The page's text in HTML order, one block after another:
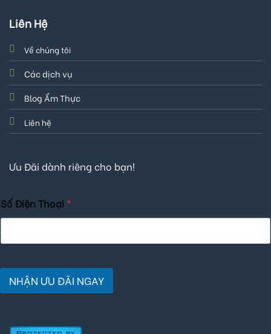
Liên Hệ
Về chúng tôi
Các dịch vụ
Blog Ẩm Thực
Liên hệ
Ưu Đãi dành riêng cho bạn!
Số Điện Thoại *
NHẬN ƯU ĐÃI NGAY